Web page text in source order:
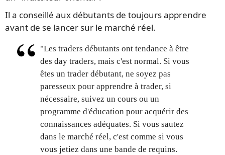
Il a conseillé aux débutants de toujours apprendre
avant de se lancer sur le marché réel.
"Les traders débutants ont tendance à être
des day traders, mais c'est normal. Si vous
êtes un trader débutant, ne soyez pas
paresseux pour apprendre à trader, si
nécessaire, suivez un cours ou un
programme d'éducation pour acquérir des
connaissances adéquates. Si vous sautez
dans le marché réel, c'est comme si vous
vous jetiez dans une bande de requins.